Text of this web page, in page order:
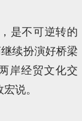
是不可逆转的
续扮演好桥梁
岸经贸文化交
说。